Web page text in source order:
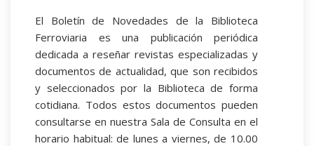
El Boletín de Novedades de la Biblioteca
Ferroviaria es una publicación periódica
dedicada a reseñar revistas especializadas y
documentos de actualidad, que son recibidos
y seleccionados por la Biblioteca de forma
cotidiana. Todos estos documentos pueden
consultarse en nuestra Sala de Consulta en el
horario habitual: de lunes a viernes, de 10.00